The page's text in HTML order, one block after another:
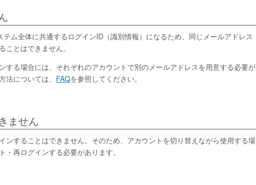
ム全体に共通するログインID（識別情報）になるため、同じメールアドレス
とはできません。
する場合には、それぞれのアカウントで別のメールアドレスを用意する必要が
については、 FAQを参照してください。
ません
ンすることはできません。そのため、アカウントを切り替えながら使用する場
再ログインする必要があります。